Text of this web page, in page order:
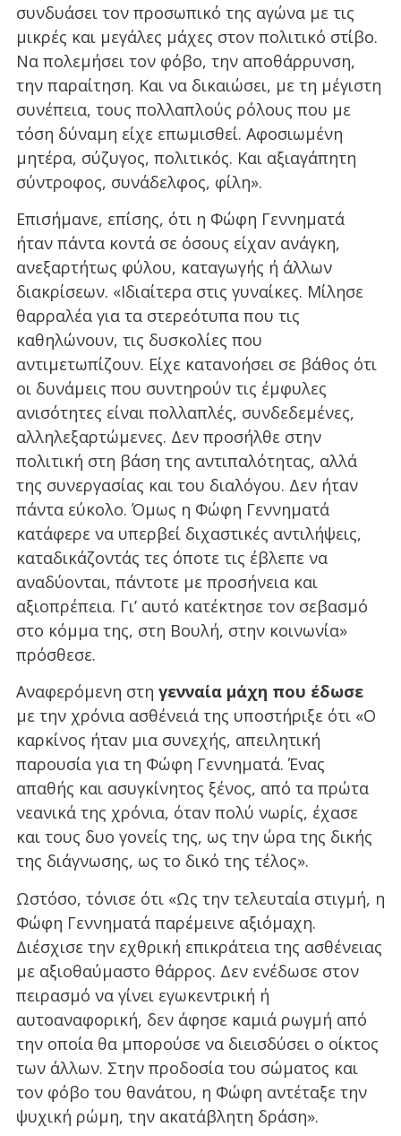
συνδυάσει τον προσωπικό της αγώνα με τις
μικρές και μεγάλες μάχες στον πολιτικό στίβο.
Να πολεμήσει τον φόβο, την αποθάρρυνση,
την παραίτηση. Και να δικαιώσει, με τη μέγιστη
συνέπεια, τους πολλαπλούς ρόλους που με
τόση δύναμη είχε επωμισθεί. Αφοσιωμένη
μητέρα, σύζυγος, πολιτικός. Και αξιαγάπητη
σύντροφος, συνάδελφος, φίλη».
Επισήμανε, επίσης, ότι η Φώφη Γεννηματά
ήταν πάντα κοντά σε όσους είχαν ανάγκη,
ανεξαρτήτως φύλου, καταγωγής ή άλλων
διακρίσεων. «Ιδιαίτερα στις γυναίκες. Μίλησε
θαρραλέα για τα στερεότυπα που τις
καθηλώνουν, τις δυσκολίες που
αντιμετωπίζουν. Είχε κατανοήσει σε βάθος ότι
οι δυνάμεις που συντηρούν τις έμφυλες
ανισότητες είναι πολλαπλές, συνδεδεμένες,
αλληλεξαρτώμενες. Δεν προσήλθε στην
πολιτική στη βάση της αντιπαλότητας, αλλά
της συνεργασίας και του διαλόγου. Δεν ήταν
πάντα εύκολο. Όμως η Φώφη Γεννηματά
κατάφερε να υπερβεί διχαστικές αντιλήψεις,
καταδικάζοντάς τες όποτε τις έβλεπε να
αναδύονται, πάντοτε με προσήνεια και
αξιοπρέπεια. Γι’ αυτό κατέκτησε τον σεβασμό
στο κόμμα της, στη Βουλή, στην κοινωνία»
πρόσθεσε.
Αναφερόμενη στη γενναία μάχη που έδωσε
με την χρόνια ασθένειά της υποστήριξε ότι «Ο
καρκίνος ήταν μια συνεχής, απειλητική
παρουσία για τη Φώφη Γεννηματά. Ένας
απαθής και ασυγκίνητος ξένος, από τα πρώτα
νεανικά της χρόνια, όταν πολύ νωρίς, έχασε
και τους δυο γονείς της, ως την ώρα της δικής
της διάγνωσης, ως το δικό της τέλος».
Ωστόσο, τόνισε ότι «Ως την τελευταία στιγμή, η
Φώφη Γεννηματά παρέμεινε αξιόμαχη.
Διέσχισε την εχθρική επικράτεια της ασθένειας
με αξιοθαύμαστο θάρρος. Δεν ενέδωσε στον
πειρασμό να γίνει εγωκεντρική ή
αυτοαναφορική, δεν άφησε καμιά ρωγμή από
την οποία θα μπορούσε να διεισδύσει ο οίκτος
των άλλων. Στην προδοσία του σώματος και
τον φόβο του θανάτου, η Φώφη αντέταξε την
ψυχική ρώμη, την ακατάβλητη δράση».